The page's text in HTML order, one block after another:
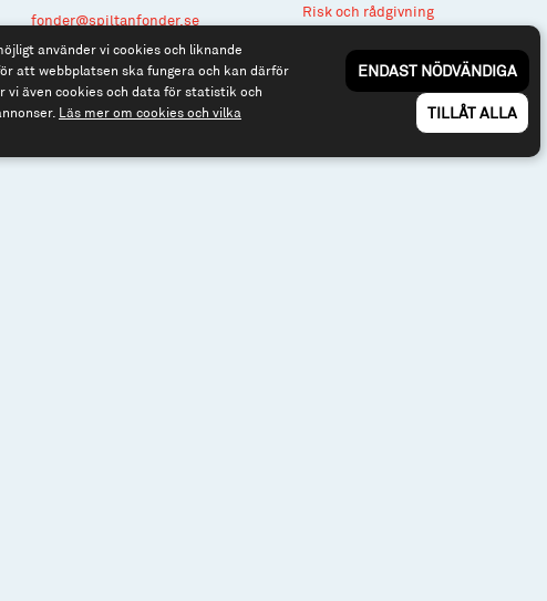
fonder@spiltanfonder.se
Risk och rådgivning
använder vi cookies och liknande
att webbplatsen ska fungera och kan därför
vi även cookies och data för statistik och
Läs mer om cookies och vilka
ENDAST NÖDVÄNDIGA
TILLÅT ALLA